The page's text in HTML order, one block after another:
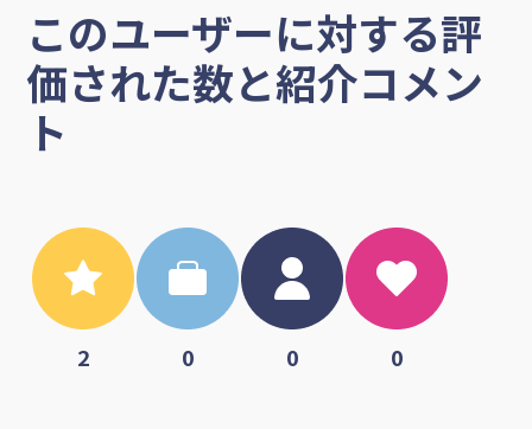
このユーザーに対する評
価された数と紹介コメン
ト
2 0 0 0